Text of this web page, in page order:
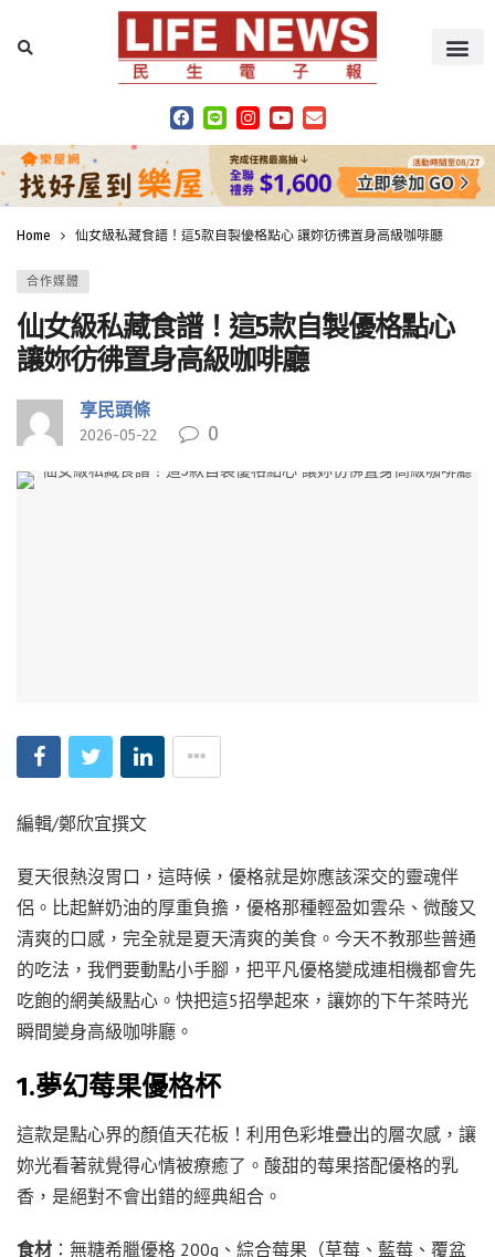
Home 仙女級私藏食譜！這5款自製優格點心 讓妳彷彿置身高級咖啡廳
合作媒體
仙女級私藏食譜！這5款自製優格點心
讓妳彷彿置身高級咖啡廳
享民頭條
2026-05-22 0
編輯/鄭欣宜撰文
夏天很熱沒胃口，這時候，優格就是妳應該深交的靈魂伴
侶。比起鮮奶油的厚重負擔，優格那種輕盈如雲朵、微酸又
清爽的口感，完全就是夏天清爽的美食。今天不教那些普通
的吃法，我們要動點小手腳，把平凡優格變成連相機都會先
吃飽的網美級點心。快把這5招學起來，讓妳的下午茶時光
瞬間變身高級咖啡廳。
1.夢幻莓果優格杯
這款是點心界的顏值天花板！利用色彩堆疊出的層次感，讓
妳光看著就覺得心情被療癒了。酸甜的莓果搭配優格的乳
香，是絕對不會出錯的經典組合。
食材 ：無糖希臘優格 200g、綜合莓果（草莓、藍莓、覆盆